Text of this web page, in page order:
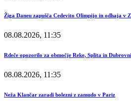
Žiga Daneu zapušča Cedevito Olimpijo in odhaja v
08.08.2026, 11:35
Rdeče opozorilo za območje Reke, Splita in
08.08.2026, 11:35
Neža Klančar zaradi bolezni z zamudo v Pariz